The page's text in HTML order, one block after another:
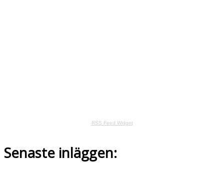
RSS Feed Widget
Senaste inläggen: